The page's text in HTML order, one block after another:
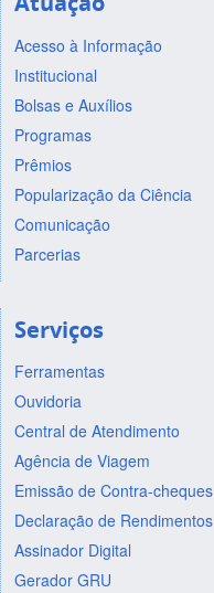
Acesso à Informação
Institucional
Bolsas e Auxílios
Programas
Prêmios
Popularização da Ciência
Comunicação
Parcerias
Serviços
Ferramentas
Ouvidoria
Central de Atendimento
Agência de Viagem
Emissão de Contra-cheques
Declaração de Rendimentos
Assinador Digital
Gerador GRU